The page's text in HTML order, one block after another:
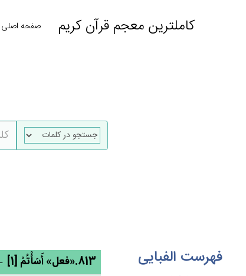
کاملترین معجم قرآن کریم صفحه اصلی
فهرست الفبایی 813.«فعل» أَسَأْتُمْ‌ [1] ← سوا